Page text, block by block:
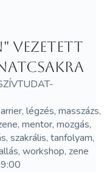
vezetett
légzés, masszázs,
mentor, mozgás,
szakrális, tanfolyam,
workshop, zene